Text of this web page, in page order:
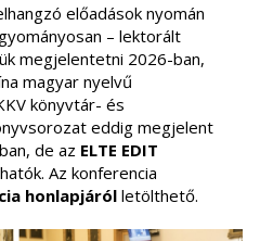
előadások nyomán
– lektorált
megjelentetni 2026-ban,
magyar nyelvű
könyvtár- és
eddig megjelent
de az ELTE EDIT
Az konferencia
honlapjárólletölthető.